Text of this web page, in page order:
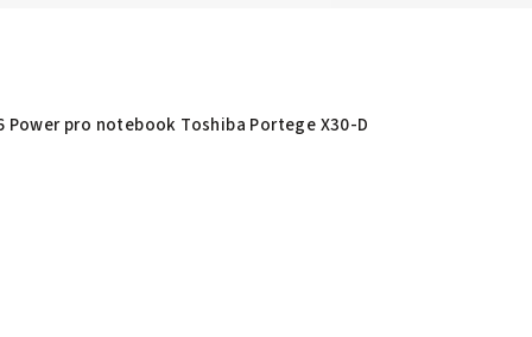
pro notebook Toshiba Portege X30-D